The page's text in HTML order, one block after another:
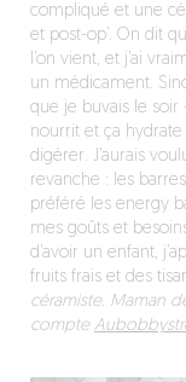
compliqué et une
et post-op’. On dit
l’on vient, et j’ai
un médicament.
que je buvais le soir
nourrit et ça
digérer. J’aurais
revanche : les
préféré les energy
mes goûts et
d’avoir un enfant,
fruits frais et des
céramiste. Maman
compte